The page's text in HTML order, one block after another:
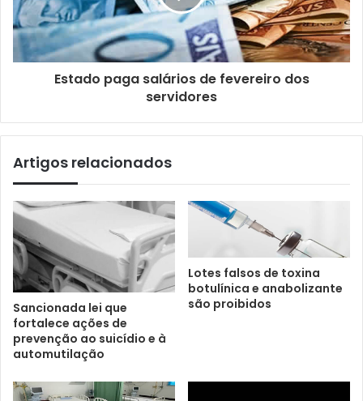
Estado paga salários de fevereiro dos
servidores
Artigos relacionados
Sancionada lei que
fortalece ações de
prevenção ao suicídio e à
automutilação
Lotes falsos de toxina
botulínica e anabolizante
são proibidos